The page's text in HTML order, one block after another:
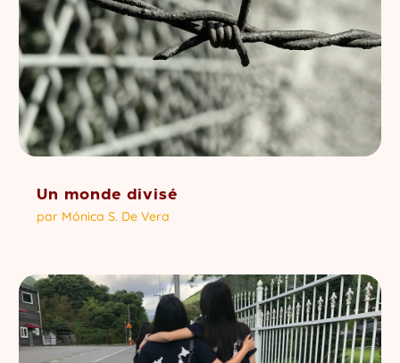
Un monde divisé
par Mónica S. De Vera